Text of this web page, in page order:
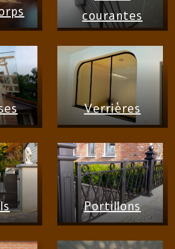
courantes
Verrières
Portillons